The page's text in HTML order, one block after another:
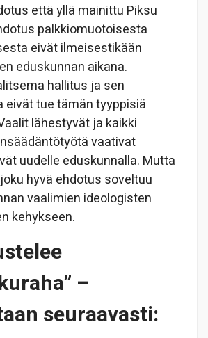
että yllä mainittu Piksu
palkkiomuotoisesta
eivät ilmeisestikään
eduskunnan aikana.
hallitus ja sen
eivät tue tämän tyyppisiä
lähestyvät ja kaikki
vaativat
uudelle eduskunnalla. Mutta
hyvä ehdotus soveltuu
vaalimien ideologisten
kehykseen.
–
seuraavasti: